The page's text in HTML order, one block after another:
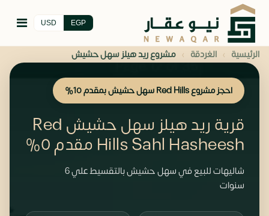
EGP
USD
الرئيسية › الغردقة › مشروع ريد هيلز سهل حشيش
احجز مشروع Red Hills سهل حشيش بمقدم 10%
قرية ريد هيلز سهل حشيش Red
Hills Sahl Hasheesh مقدم 0%
شاليهات للبيع في سهل حشيش بالتقسيط علي 6
سنوات